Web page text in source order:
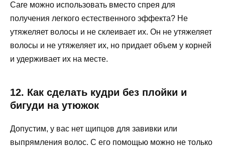
Care можно использовать вместо спрея для
получения легкого естественного эффекта? Не
утяжеляет волосы и не склеивает их. Он не утяжеляет
волосы и не утяжеляет их, но придает объем у корней
и удерживает их на месте.
12. Как сделать кудри без плойки и
бигуди на утюжок
Допустим, у вас нет щипцов для завивки или
выпрямления волос. С его помощью можно не только